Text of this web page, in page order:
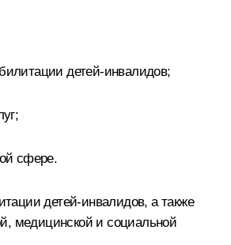
детей-инвалидов;
сфере.
детей-инвалидов, а также
медицинской и социальной